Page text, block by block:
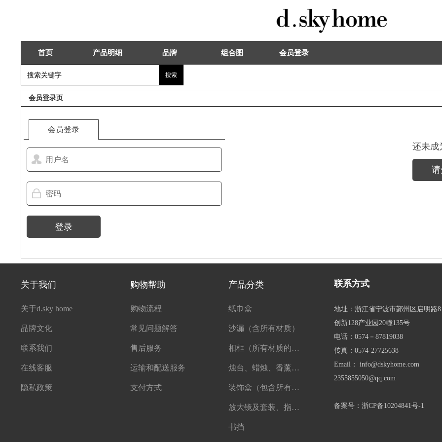
首页 产品明细 品牌 组合图 会员登录
会员登录页
会员登录
登录
还未成
关于我们
关于d.sky home
品牌文化
联系我们
在线客服
隐私政策
购物帮助
购物流程
常见问题解答
售后服务
运输和配送服务
支付方式
产品分类
纸巾盒
沙漏（含所有材质）
相框（所有材质的相框）
烛台、蜡烛、香薰、精油及一切香薰制品
装饰盒（包含所有盒子）
放大镜及套装、指南针、望远镜
书挡
地址：浙江省宁波市鄞州区启明路
创新128产业园20幢135号
电话：0574－87819038
传真：0574-27725638
Email： info@dskyhome.com
2355855050@qq.com
备案号：浙CP备10204841号-1
联系方式